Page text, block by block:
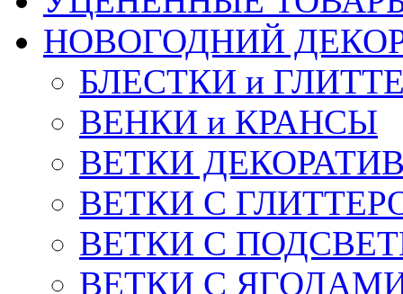
НОВОГОДНИЙ
БЛЕСТКИ и
ВЕНКИ и КРАНСЫ
ВЕТКИ
ВЕТКИ С
ВЕТКИ С
ВЕТКИ С